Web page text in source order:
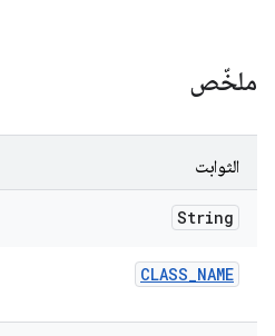
ملخّص
الثوابت
String
CLASS_NAME